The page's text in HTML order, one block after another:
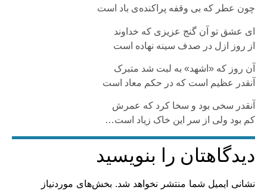
چون عطر که بی وقفه پراکنده‌ی باد است
ای عشق تو آن گنج عزیزی که خداوند
از روز ازل در صدف سینه نهاده است
آن روز که «اشهد» به لبت شد متبرک
آنقدر عظیم است که در حکم معاد است
آنقدر سخی بود و سخا کرد که عمرش
کم بود ولی از سر این خاک زیاد است…
دیدگاهتان را بنویسید
نشانی ایمیل شما منتشر نخواهد شد. بخش‌های موردنیاز